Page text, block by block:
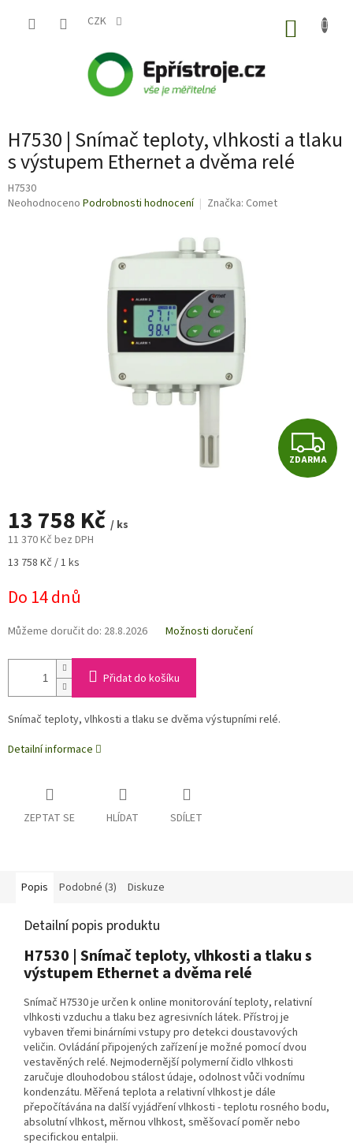
CZK
H7530 | Snímač teploty, vlhkosti a tlaku
s výstupem Ethernet a dvěma relé
H7530
Průměrné
Neohodnoceno Podrobnosti hodnocení Značka: Comet
Z
D
ZDARMA
13 758 Kč / ks
11 370 Kč bez DPH
Měrná
13 758 Kč / 1 ks
Do 14 dnů
Můžeme doručit do: 28.8.2026 Možnosti doručení
Přidat do košíku
Snímač teploty, vlhkosti a tlaku se dvěma výstupními relé.
Detailní informace
ZEPTAT SE HLÍDAT SDÍLET
Popis Podobné (3) Diskuze
Detailní popis produktu
H7530 | Snímač teploty, vlhkosti a tlaku s
výstupem Ethernet a dvěma relé
Snímač H7530 je určen k online monitorování teploty, relativní
vlhkosti vzduchu a tlaku bez agresivních látek. Přístroj je
vybaven třemi binárními vstupy pro detekci doustavových
veličin. Ovládání připojených zařízení je možné pomocí dvou
vestavěných relé. Nejmodernější polymerní čidlo vlhkosti
zaručuje dlouhodobou stálost údaje, odolnost vůči vodnímu
kondenzátu. Měřená teplota a relativní vlhkost je dále
přepočítávána na další vyjádření vlhkosti - teplotu rosného bodu,
absolutní vlhkost, měrnou vlhkost, směšovací poměr nebo
specifickou entalpii.